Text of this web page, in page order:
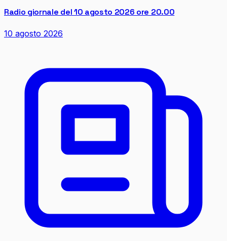
Radio giornale del 10 agosto 2026 ore 20.00
10 agosto 2026